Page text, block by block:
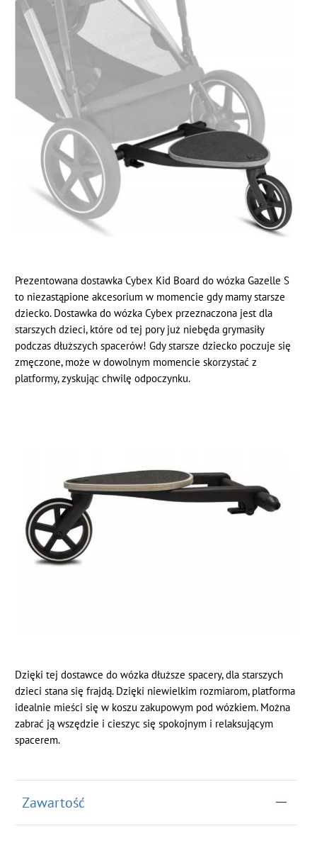
Prezentowana dostawka Cybex Kid Board do wózka Gazelle S
to niezastąpione akcesorium w momencie gdy mamy starsze
dziecko. Dostawka do wózka Cybex przeznaczona jest dla
starszych dzieci, które od tej pory już niebęda grymasiły
podczas dłuższych spacerów! Gdy starsze dziecko poczuje się
zmęczone, może w dowolnym momencie skorzystać z
platformy, zyskując chwilę odpoczynku.
Dzięki tej dostawce do wózka dłuższe spacery, dla starszych
dzieci stana się frajdą. Dzięki niewielkim rozmiarom, platforma
idealnie mieści się w koszu zakupowym pod wózkiem. Można
zabrać ją wszędzie i cieszyc się spokojnym i relaksującym
spacerem.
Zawartość